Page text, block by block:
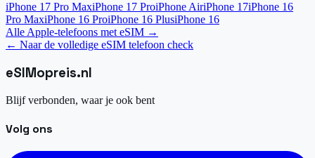
iPhone 17 Pro MaxiPhone 17 ProiPhone AiriPhone 17iPhone 16
Pro MaxiPhone 16 ProiPhone 16 PlusiPhone 16
Alle Apple-telefoons met eSIM →
← Naar de volledige eSIM telefoon check
eSIMopreis.nl
Blijf verbonden, waar je ook bent
Volg ons